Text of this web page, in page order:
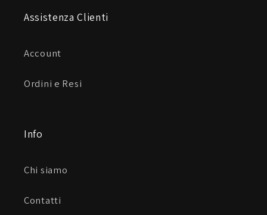
Assistenza Clienti
Account
Ordini e Resi
Info
Chi siamo
Contatti